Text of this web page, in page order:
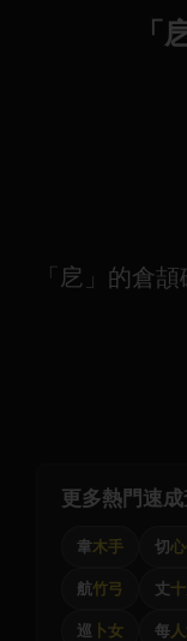
「
「戹」的倉
更多熱門速
韋木手 切
航竹弓 丈
巡 卜女 每